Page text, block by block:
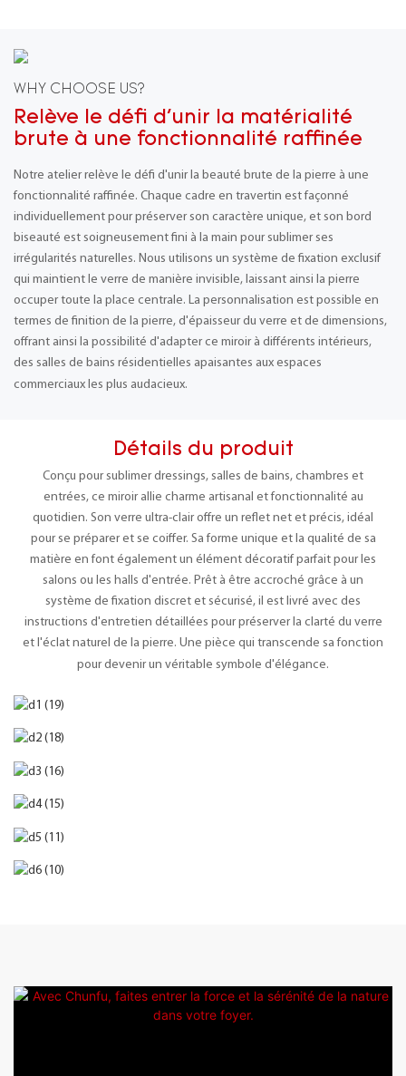
WHY CHOOSE US?
Relève le défi d'unir la matérialité
brute à une fonctionnalité raffinée
Notre atelier relève le défi d'unir la beauté brute de la pierre à une
fonctionnalité raffinée. Chaque cadre en travertin est façonné
individuellement pour préserver son caractère unique, et son bord
biseauté est soigneusement fini à la main pour sublimer ses
irrégularités naturelles. Nous utilisons un système de fixation exclusif
qui maintient le verre de manière invisible, laissant ainsi la pierre
occuper toute la place centrale. La personnalisation est possible en
termes de finition de la pierre, d'épaisseur du verre et de dimensions,
offrant ainsi la possibilité d'adapter ce miroir à différents intérieurs,
des salles de bains résidentielles apaisantes aux espaces
commerciaux les plus audacieux.
Détails du produit
Conçu pour sublimer dressings, salles de bains, chambres et
entrées, ce miroir allie charme artisanal et fonctionnalité au
quotidien. Son verre ultra-clair offre un reflet net et précis, idéal
pour se préparer et se coiffer. Sa forme unique et la qualité de sa
matière en font également un élément décoratif parfait pour les
salons ou les halls d'entrée. Prêt à être accroché grâce à un
système de fixation discret et sécurisé, il est livré avec des
instructions d'entretien détaillées pour préserver la clarté du verre
et l'éclat naturel de la pierre. Une pièce qui transcende sa fonction
pour devenir un véritable symbole d'élégance.